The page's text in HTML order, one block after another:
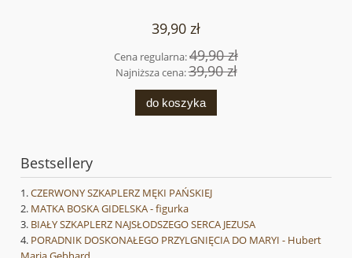
39,90 zł
Cena regularna:49,90 zł
Najniższa cena:39,90 zł
do koszyka
Bestsellery
CZERWONY SZKAPLERZ MĘKI PAŃSKIEJ
MATKA BOSKA GIDELSKA - figurka
BIAŁY SZKAPLERZ NAJSŁODSZEGO SERCA JEZUSA
PORADNIK DOSKONAŁEGO PRZYLGNIĘCIA DO MARYI - Hubert